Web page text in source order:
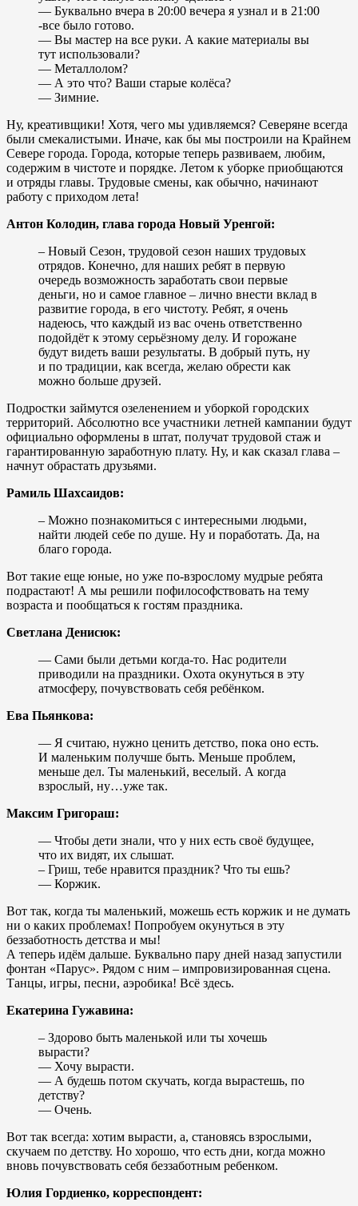
— Буквально вчера в 20:00 вечера я узнал и в 21:00
-все было готово.
— Вы мастер на все руки. А какие материалы вы
тут использовали?
— Металлолом?
— А это что? Ваши старые колёса?
— Зимние.
Ну, креативщики! Хотя, чего мы удивляемся? Северяне всегда
были смекалистыми. Иначе, как бы мы построили на Крайнем
Севере города. Города, которые теперь развиваем, любим,
содержим в чистоте и порядке. Летом к уборке приобщаются
и отряды главы. Трудовые смены, как обычно, начинают
работу с приходом лета!
Антон Колодин, глава города Новый Уренгой:
– Новый Сезон, трудовой сезон наших трудовых
отрядов. Конечно, для наших ребят в первую
очередь возможность заработать свои первые
деньги, но и самое главное – лично внести вклад в
развитие города, в его чистоту. Ребят, я очень
надеюсь, что каждый из вас очень ответственно
подойдёт к этому серьёзному делу. И горожане
будут видеть ваши результаты. В добрый путь, ну
и по традиции, как всегда, желаю обрести как
можно больше друзей.
Подростки займутся озеленением и уборкой городских
территорий. Абсолютно все участники летней кампании будут
официально оформлены в штат, получат трудовой стаж и
гарантированную заработную плату. Ну, и как сказал глава –
начнут обрастать друзьями.
Рамиль Шахсаидов:
– Можно познакомиться с интересными людьми,
найти людей себе по душе. Ну и поработать. Да, на
благо города.
Вот такие еще юные, но уже по-взрослому мудрые ребята
подрастают! А мы решили пофилософствовать на тему
возраста и пообщаться к гостям праздника.
Светлана Денисюк:
— Сами были детьми когда-то. Нас родители
приводили на праздники. Охота окунуться в эту
атмосферу, почувствовать себя ребёнком.
Ева Пьянкова:
— Я считаю, нужно ценить детство, пока оно есть.
И маленьким получше быть. Меньше проблем,
меньше дел. Ты маленький, веселый. А когда
взрослый, ну…уже так.
Максим Григораш:
— Чтобы дети знали, что у них есть своё будущее,
что их видят, их слышат.
– Гриш, тебе нравится праздник? Что ты ешь?
— Коржик.
Вот так, когда ты маленький, можешь есть коржик и не думать
ни о каких проблемах! Попробуем окунуться в эту
беззаботность детства и мы!
А теперь идём дальше. Буквально пару дней назад запустили
фонтан «Парус». Рядом с ним – импровизированная сцена.
Танцы, игры, песни, аэробика! Всё здесь.
Екатерина Гужавина:
– Здорово быть маленькой или ты хочешь
вырасти?
— Хочу вырасти.
— А будешь потом скучать, когда вырастешь, по
детству?
— Очень.
Вот так всегда: хотим вырасти, а, становясь взрослыми,
скучаем по детству. Но хорошо, что есть дни, когда можно
вновь почувствовать себя беззаботным ребенком.
Юлия Гордиенко, корреспондент: